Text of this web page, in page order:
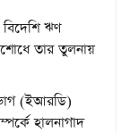
ঋণ
তার তুলনায়
(ইআরডি)
হালনাগাদ